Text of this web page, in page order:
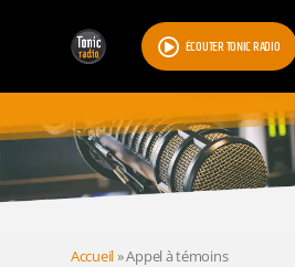
ÉCOUTER TONIC RADIO
RESULTATS
Accueil»Appel à témoins